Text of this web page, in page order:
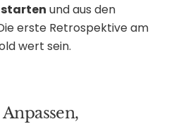
starten und aus den
erste Retrospektive am
wert sein.